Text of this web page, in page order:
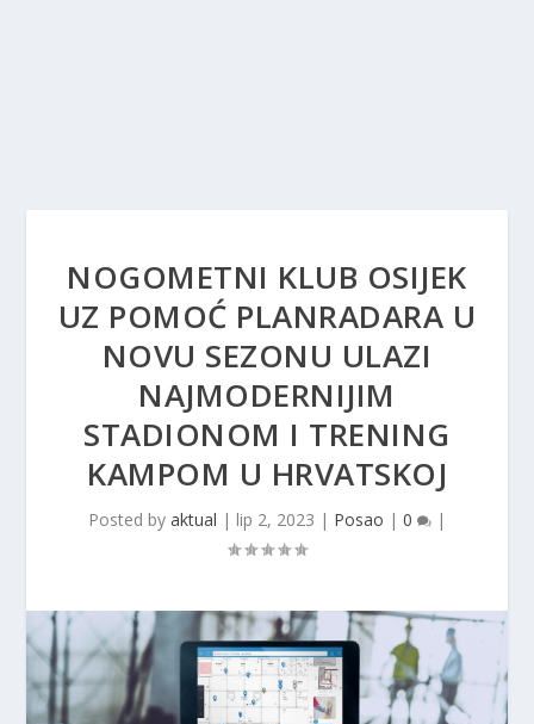
NOGOMETNI KLUB OSIJEK
UZ POMOĆ PLANRADARA U
NOVU SEZONU ULAZI
NAJMODERNIJIM
STADIONOM I TRENING
KAMPOM U HRVATSKOJ
Posted by aktual | lip 2, 2023 | Posao | 0 |